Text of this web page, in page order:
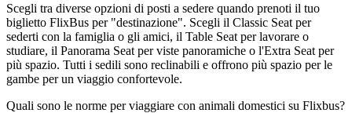
Scegli tra diverse opzioni di posti a sedere quando prenoti il ​​tuo
biglietto FlixBus per "destinazione". Scegli il Classic Seat per
sederti con la famiglia o gli amici, il Table Seat per lavorare o
studiare, il Panorama Seat per viste panoramiche o l'Extra Seat per
più spazio. Tutti i sedili sono reclinabili e offrono più spazio per le
gambe per un viaggio confortevole.
Quali sono le norme per viaggiare con animali domestici su Flixbus?